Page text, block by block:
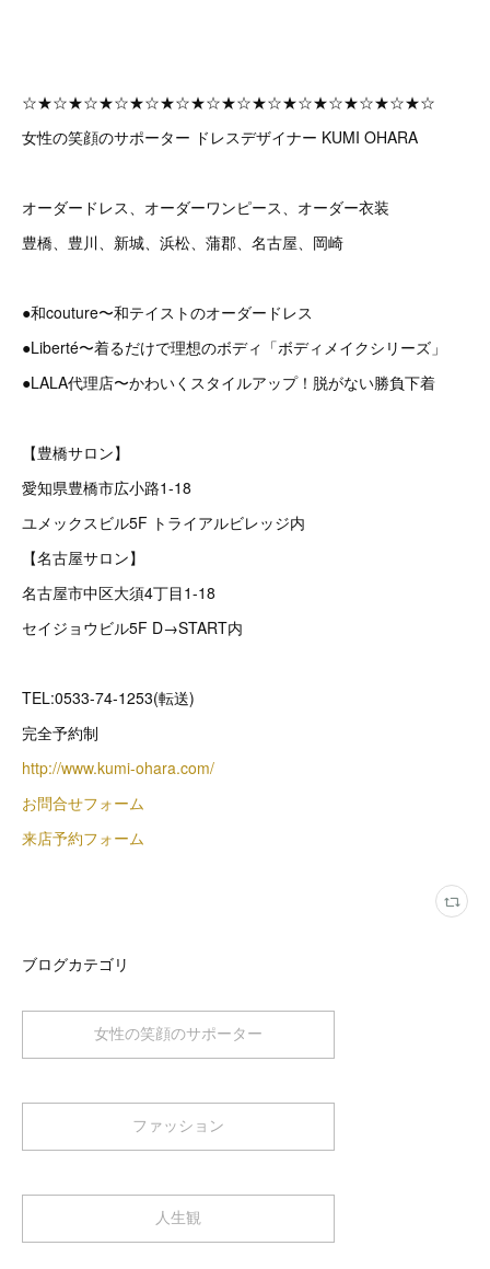
☆★☆★☆★☆★☆★☆★☆★☆★☆★☆★☆★☆★☆★☆
女性の笑顔のサポーター ドレスデザイナー KUMI OHARA
オーダードレス、オーダーワンピース、オーダー衣装
豊橋、豊川、新城、浜松、蒲郡、名古屋、岡崎
●和couture〜和テイストのオーダードレス
●Liberté〜着るだけで理想のボディ「ボディメイクシリーズ」
●LALA代理店〜かわいくスタイルアップ！脱がない勝負下着
【豊橋サロン】
愛知県豊橋市広小路1-18
ユメックスビル5F トライアルビレッジ内
【名古屋サロン】
名古屋市中区大須4丁目1-18
セイジョウビル5F D→START内
TEL:0533-74-1253(転送)
完全予約制
http://www.kumi-ohara.com/
お問合せフォーム
来店予約フォーム
ブログカテゴリ
女性の笑顔のサポーター
ファッション
人生観